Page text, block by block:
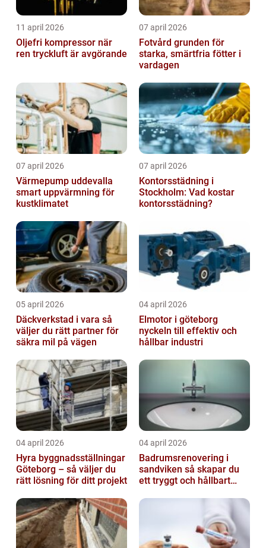
11 april 2026
Oljefri kompressor när
ren tryckluft är avgörande
07 april 2026
Fotvård grunden för
starka, smärtfria fötter i
vardagen
07 april 2026
Värmepump uddevalla
smart uppvärmning för
kustklimatet
07 april 2026
Kontorsstädning i
Stockholm: Vad kostar
kontorsstädning?
05 april 2026
Däckverkstad i vara så
väljer du rätt partner för
säkra mil på vägen
04 april 2026
Elmotor i göteborg
nyckeln till effektiv och
hållbar industri
04 april 2026
Hyra byggnadsställningar
Göteborg – så väljer du
rätt lösning för ditt projekt
04 april 2026
Badrumsrenovering i
sandviken så skapar du
ett tryggt och hållbart